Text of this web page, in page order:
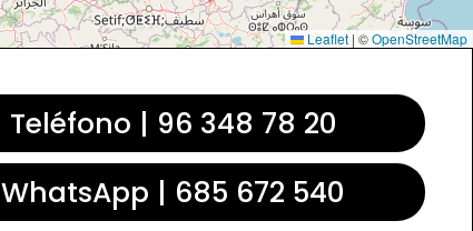
Leaflet | ©OpenStreetMap
Teléfono | 96 348 78 20
WhatsApp | 685 672 540